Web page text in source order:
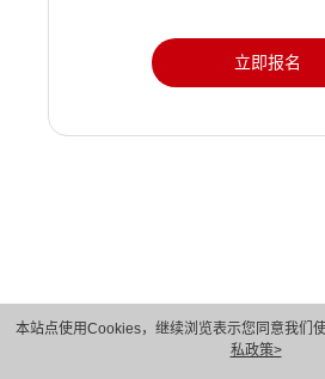
本站点使用Cookies，继续浏览表示您同意我们
私政策>
立即报名
版权所有 © 华为技术有限公司 1998-2026。 保留
隐私保护
法律声明